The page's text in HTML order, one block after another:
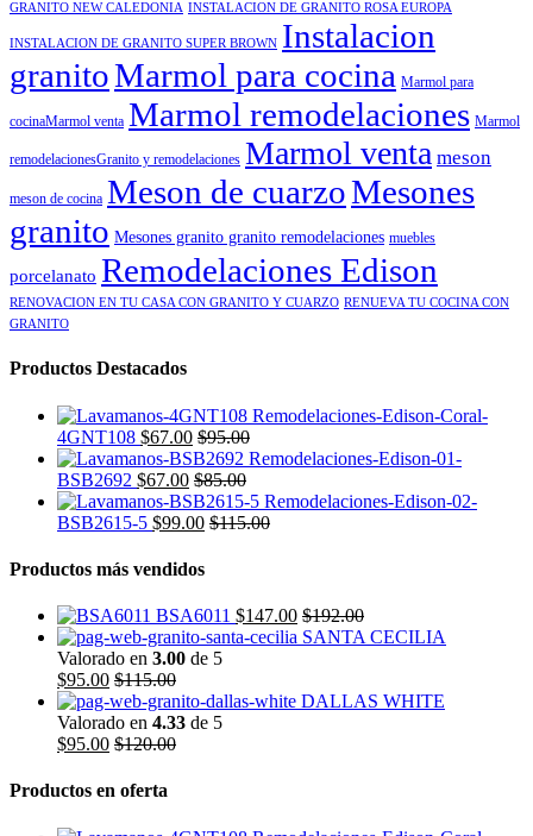
GRANITO NEW CALEDONIA INSTALACION DE GRANITO ROSA EUROPA
INSTALACION DE GRANITO SUPER BROWN Instalacion
granitoMarmol para cocina Marmol para
cocinaMarmol venta Marmol remodelaciones Marmol
remodelacionesGranito y remodelaciones Marmol venta meson
meson de cocina Meson de cuarzoMesones
granito Mesones granito granito remodelaciones muebles
porcelanato Remodelaciones Edison
RENOVACION EN TU CASA CON GRANITO Y CUARZO RENUEVA TU COCINA CON
GRANITO
Productos Destacados
4GNT108 $67.00 $95.00
BSB2692 $67.00 $85.00
BSB2615-5 $99.00 $115.00
Productos más vendidos
BSA6011 $147.00 $192.00
SANTA CECILIA
Valorado en 3.00 de 5
$95.00 $115.00
DALLAS WHITE
Valorado en 4.33 de 5
$95.00 $120.00
Productos en oferta